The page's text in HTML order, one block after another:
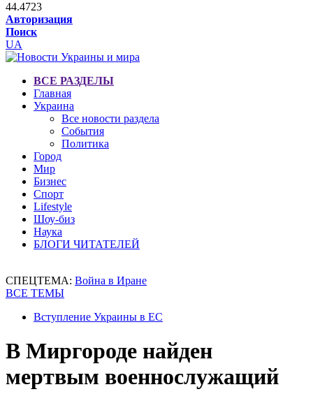
44.4723
Авторизация
Поиск
UA
ВСЕ РАЗДЕЛЫ
Главная
Украина
Все новости раздела
События
Политика
Город
Мир
Бизнес
Спорт
Lifestyle
Шоу-биз
Наука
БЛОГИ ЧИТАТЕЛЕЙ
СПЕЦТЕМА: Война в Иране
ВСЕ ТЕМЫ
Вступление Украины в ЕС
В Миргороде найден
мертвым военнослужащий